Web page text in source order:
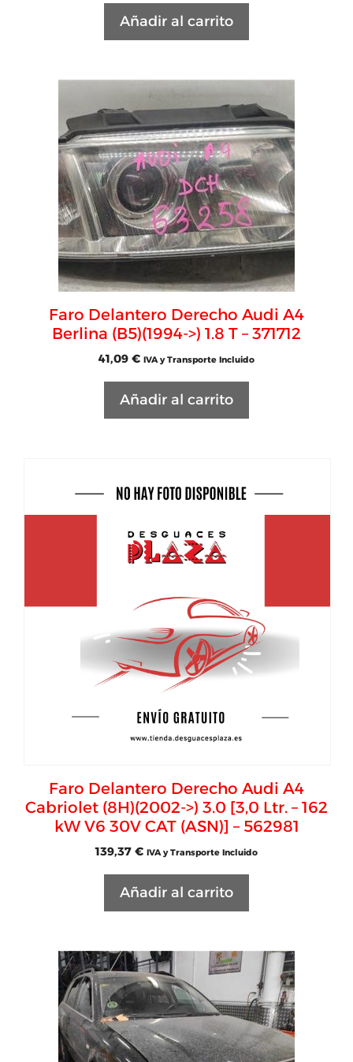
Añadir al carrito
Faro Delantero Derecho Audi A4
Berlina (B5)(1994->) 1.8 T – 371712
41,09 € IVA y Transporte Incluido
Añadir al carrito
Faro Delantero Derecho Audi A4
Cabriolet (8H)(2002->) 3.0 [3,0 Ltr. – 162
kW V6 30V CAT (ASN)] – 562981
139,37 € IVA y Transporte Incluido
Añadir al carrito